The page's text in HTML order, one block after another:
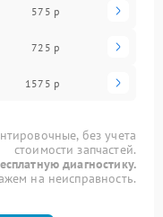
575 р
725 р
1575 р
без учета
стоимости запчастей.
диагностику.
на неисправность.